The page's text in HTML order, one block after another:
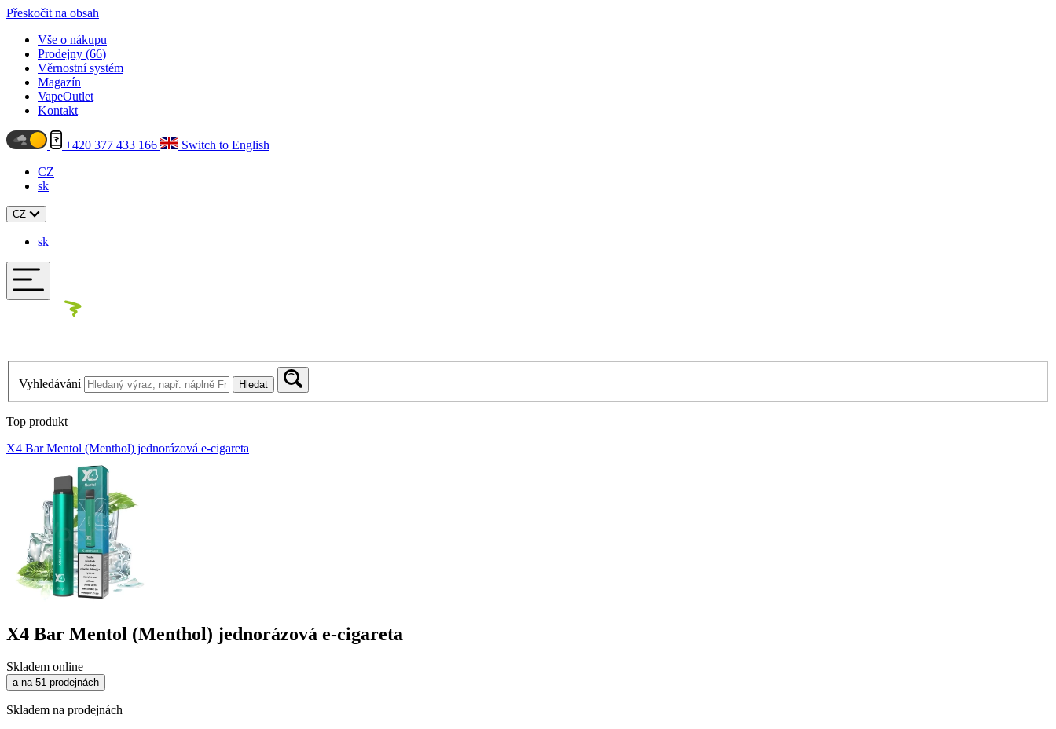
Přeskočit na obsah
Vše o nákupu
Prodejny (66)
Věrnostní systém
Magazín
VapeOutlet
Kontakt
+420 377 433 166
Switch to English
CZ
sk
CZ
sk
Vyhledávání Hledat
Top produkt
X4 Bar Mentol (Menthol) jednorázová e-cigareta
X4 Bar Mentol (Menthol) jednorázová e-cigareta
Skladem online
a na 51 prodejnách
Skladem na prodejnách